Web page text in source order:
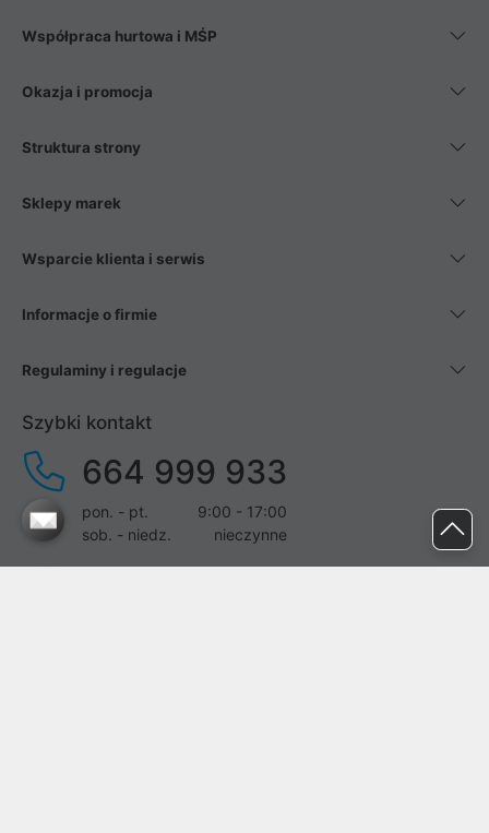
Współpraca hurtowa i MŚP
Okazja i promocja
Struktura strony
Sklepy marek
Wsparcie klienta i serwis
Informacje o firmie
Regulaminy i regulacje
Szybki kontakt
664 999 933
pon. - pt.
9:00 - 17:00
sob. - niedz.
nieczynne